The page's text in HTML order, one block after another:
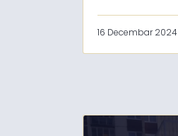
16 Decembar 2024